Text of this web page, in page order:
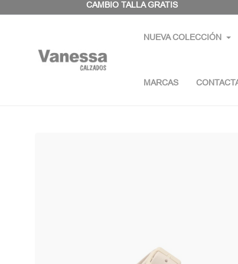
CAMBIO TALLA GRATIS
NUEVA COLECCIÓN
MARCAS
Panel de gestión de cookies